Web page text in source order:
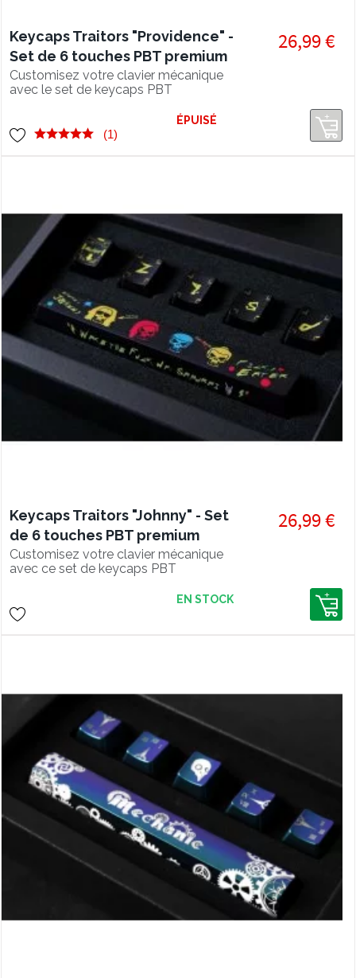
Keycaps Traitors "Providence" -
Set de 6 touches PBT premium
Customisez votre clavier mécanique
avec le set de keycaps PBT
asiatique qui viendra apaiser votre
âme de gamer ! Les touches pour
clavier TRAITORS offrent une qualité
26,99 €
(1)
ÉPUISÉ
Keycaps Traitors "Johnny" - Set
de 6 touches PBT premium
Customisez votre clavier mécanique
avec ce set de keycaps PBT
jeu, customisez votre clavier gaming
avec ces touches TRAITORS pour un
rendu unique !
26,99 €
EN STOCK